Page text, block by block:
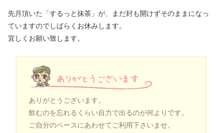
先月頂いた「するっと抹茶」が、まだ封も開けずそのままになっ
ていますのでしばらくお休みします。
宜しくお願い致します。
ありがとうございます。
飲むのを忘れるくらい自力で出るのが何よりです。
ご自分のペースにあわせてご利用下さいませ。